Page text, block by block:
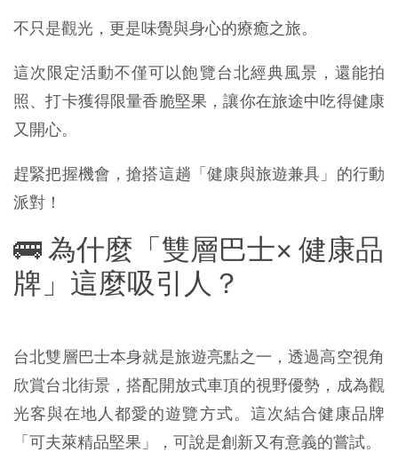
不只是觀光，更是味覺與身心的療癒之旅。
這次限定活動不僅可以飽覽台北經典風景，還能拍
照、打卡獲得限量香脆堅果，讓你在旅途中吃得健康
又開心。
趕緊把握機會，搶搭這趟「健康與旅遊兼具」的行動
派對！
🚌 為什麼「雙層巴士× 健康品
牌」這麼吸引人？
台北雙層巴士本身就是旅遊亮點之一，透過高空視角
欣賞台北街景，搭配開放式車頂的視野優勢，成為觀
光客與在地人都愛的遊覽方式。這次結合健康品牌
「可夫萊精品堅果」，可說是創新又有意義的嘗試。